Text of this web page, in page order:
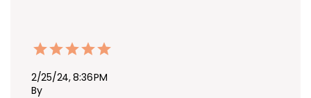
2/25/24, 8:36 PM
By